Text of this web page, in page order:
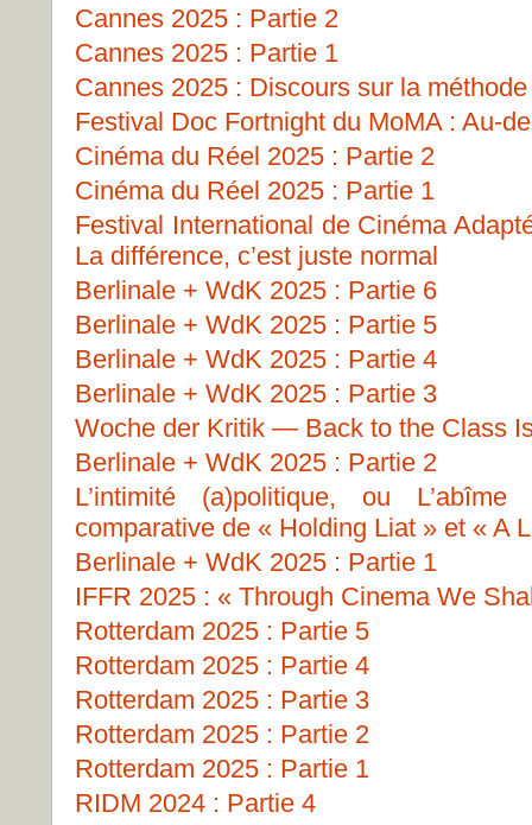
Cannes 2025 : Partie 2
Cannes 2025 : Partie 1
Cannes 2025 : Discours sur la méthode
Festival Doc Fortnight du MoMA : Au-
Cinéma du Réel 2025 : Partie 2
Cinéma du Réel 2025 : Partie 1
Festival International de Cinéma
La différence, c’est juste normal
Berlinale + WdK 2025 : Partie 6
Berlinale + WdK 2025 : Partie 5
Berlinale + WdK 2025 : Partie 4
Berlinale + WdK 2025 : Partie 3
Woche der Kritik — Back to the Class
Berlinale + WdK 2025 : Partie 2
L’intimité (a)politique, ou
comparative de « Holding Liat » et « A
Berlinale + WdK 2025 : Partie 1
IFFR 2025 : « Through Cinema We
Rotterdam 2025 : Partie 5
Rotterdam 2025 : Partie 4
Rotterdam 2025 : Partie 3
Rotterdam 2025 : Partie 2
Rotterdam 2025 : Partie 1
RIDM 2024 : Partie 4